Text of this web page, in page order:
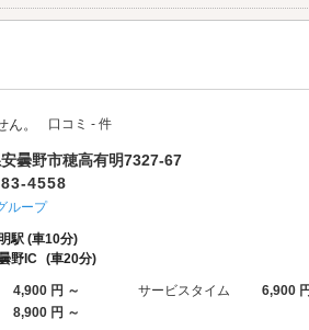
。 口コミ - 件
曇野市穂高有明7327-67
4558
ループ
駅 (車10分)
野IC (車20分)
4,900 円 ～ サービスタイム
6,900
8,900 円 ～